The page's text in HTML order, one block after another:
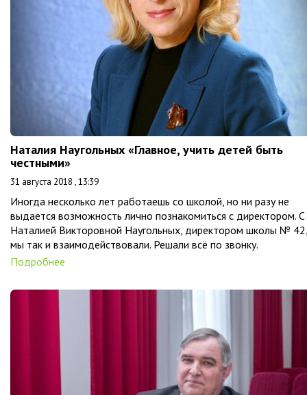
Наталия Наугольных «Главное, учить детей быть
честными»
31 августа 2018 , 13:39
Иногда несколько лет работаешь со школой, но ни разу не
выдается возможность лично познакомиться с директором. С
Наталией Викторовной Наугольных, директором школы № 42,
мы так и взаимодействовали. Решали всё по звонку.
Подробнее